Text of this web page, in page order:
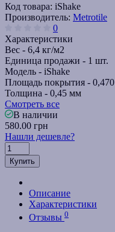
Код товара: iShake
Производитель: Metrotile
0
Характеристики
Вес - 6,4 кг/м2
Единица продажи - 1 шт.
Модель - iShake
Площадь покрытия -
Толщина - 0,45 мм
Смотреть все
В наличии
580.00 грн
Нашли дешевле?
Купить
Описание
Характеристики
Отзывы 0